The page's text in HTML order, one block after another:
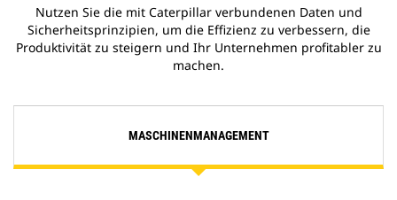
Nutzen Sie die mit Caterpillar verbundenen Daten und
Sicherheitsprinzipien, um die Effizienz zu verbessern, die
Produktivität zu steigern und Ihr Unternehmen profitabler zu
machen.
MASCHINENMANAGEMENT